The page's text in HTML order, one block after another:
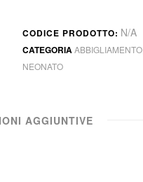
CODICE PRODOTTO: N/A
CATEGORIAABBIGLIAMENTO
NEONATO
AGGIUNTIVE